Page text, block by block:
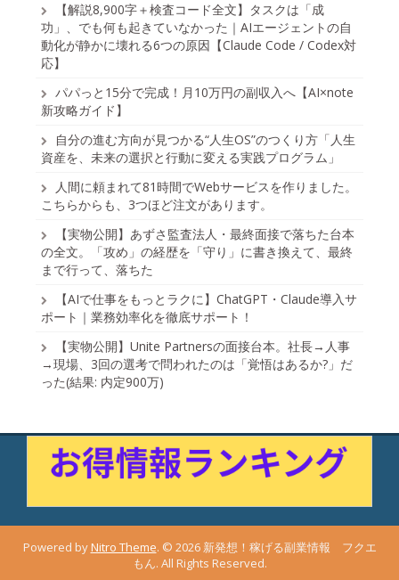
【解説8,900字＋検査コード全文】タスクは「成
功」、でも何も起きていなかった｜AIエージェントの自
動化が静かに壊れる6つの原因【Claude Code / Codex対
応】
パパっと15分で完成！月10万円の副収入へ【AI×note
新攻略ガイド】
自分の進む方向が見つかる“人生OS”のつくり方「人生
資産を、未来の選択と行動に変える実践プログラム」
人間に頼まれて81時間でWebサービスを作りました。
こちらからも、3つほど注文があります。
【実物公開】あずさ監査法人・最終面接で落ちた台本
の全文。「攻め」の経歴を「守り」に書き換えて、最終
まで行って、落ちた
【AIで仕事をもっとラクに】ChatGPT・Claude導入サ
ポート｜業務効率化を徹底サポート！
【実物公開】Unite Partnersの面接台本。社長→人事
→現場、3回の選考で問われたのは「覚悟はあるか?」だ
った(結果: 内定900万)
Powered byNitro Theme. © 2026 新発想！稼げる副業情報 フクエ
もん. All Rights Reserved.